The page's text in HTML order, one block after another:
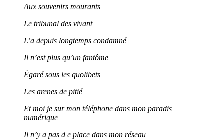
Aux souvenirs mourants
Le tribunal des vivant
L’a depuis longtemps condamné
Il n’est plus qu’un fantôme
Égaré sous les quolibets
Les arenes de pitié
Et moi je sur mon téléphone dans mon paradis
numérique
Il n’y a pas d e place dans mon réseau